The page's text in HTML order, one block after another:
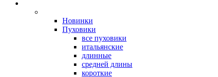
Новинки
Пуховики
все пуховики
итальянские
длинные
средней длины
короткие